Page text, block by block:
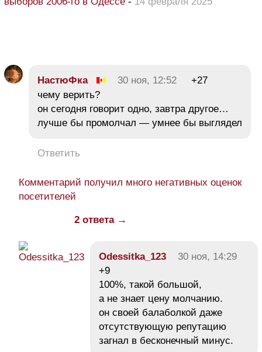
НастюФка 30 ноя, 12:52
+27
чему верить?
он сегодня говорит одно, завтра другое…
лучше бы промолчал — умнее бы выглядел
Ответить
Комментарий получил много негативных оценок
посетителей
2 ответа →
Odessitka_123
30 ноя, 14:29
+9
100%, такой большой,
а не знает цену молчанию.
он своей балаболкой даже
отсутствующую репутацию
загнал в бесконечный минус.